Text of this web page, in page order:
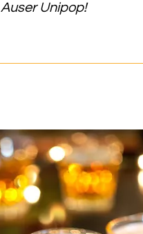
Unipop!